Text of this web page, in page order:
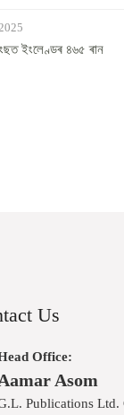
ইংলেণ্ডৰ ৪৬৫ ৰান
Us
Office:
Asom
Publications Ltd.